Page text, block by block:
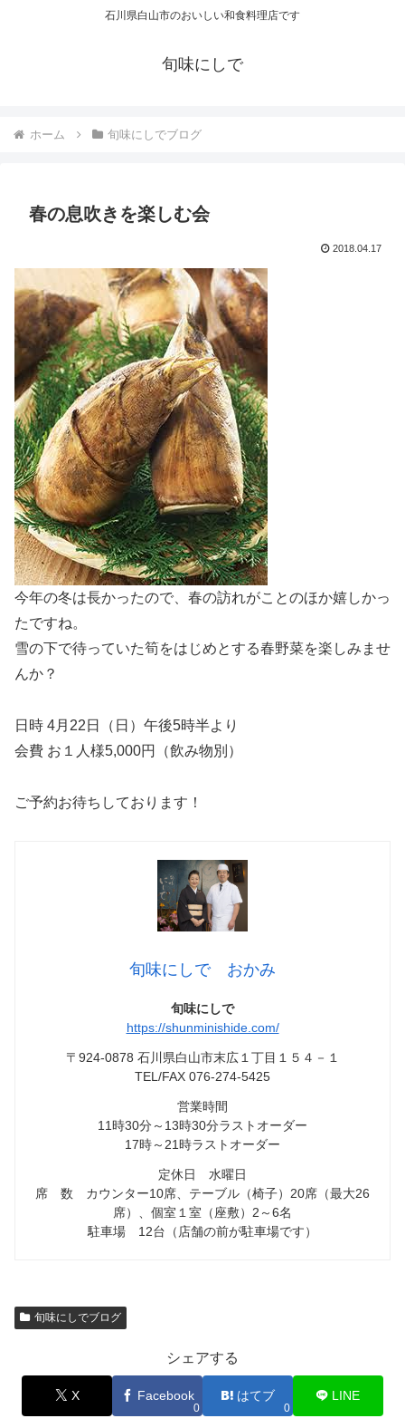
石川県白山市のおいしい和食料理店です
旬味にしで
ホーム 旬味にしでブログ
春の息吹きを楽しむ会
2018.04.17
今年の冬は長かったので、春の訪れがことのほか嬉しかっ
たですね。
雪の下で待っていた筍をはじめとする春野菜を楽しみませ
んか？
日時 4月22日（日）午後5時半より
会費 お１人様5,000円（飲み物別）
ご予約お待ちしております！
旬味にしで おかみ
旬味にしで
https://shunminishide.com/
〒924-0878 石川県白山市末広１丁目１５４－１
TEL/FAX 076-274-5425
営業時間
11時30分～13時30分ラストオーダー
17時～21時ラストオーダー
定休日 水曜日
席 数 カウンター10席、テーブル（椅子）20席（最大26
席）、個室１室（座敷）2～6名
駐車場 12台（店舗の前が駐車場です）
旬味にしでブログ
シェアする
X Facebook
0
はてブ
0
LINE